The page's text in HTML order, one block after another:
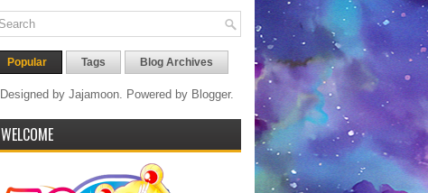
Popular Tags Blog Archives
Designed by Jajamoon. Powered by Blogger.
WELCOME